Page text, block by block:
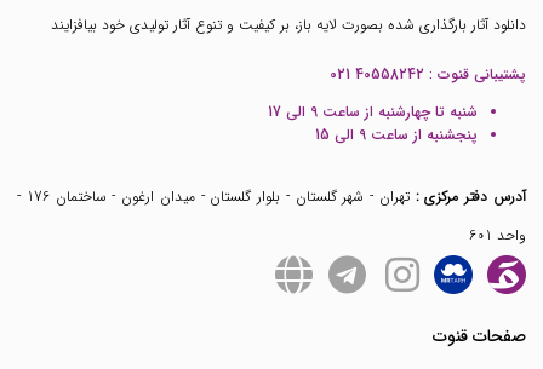
دانلود آثار بارگذاری شده بصورت لایه باز، بر کیفیت و تنوع آثار تولیدی خود بیافزایند
پشتیبانی قنوت : 021 40558242
شنبه تا چهارشنبه از ساعت 9 الی 17
پنجشنبه از ساعت 9 الی 15
آدرس دفتر مرکزی :
تهران - شهر گلستان - بلوار گلستان - میدان ارغون - ساختمان 176 -
واحد 601
صفحات قنوت